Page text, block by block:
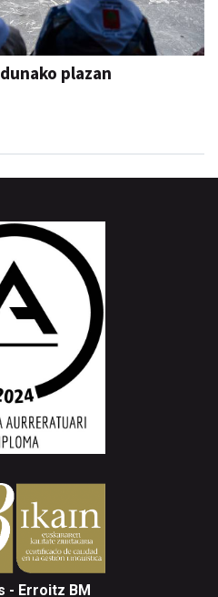
plazan
- Erroitz BM